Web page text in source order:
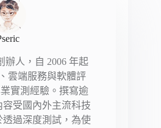
辦人，自 2006 年起
雲端服務與軟體評
實測經驗。撰寫逾
受國內外主流科技
過深度測試，為使